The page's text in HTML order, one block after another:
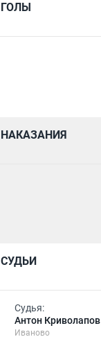
ГОЛЫ
НАКАЗАНИЯ
СУДЬИ
Судья:
Антон Криволапов
Иваново